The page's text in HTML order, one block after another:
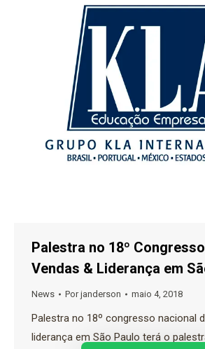
Palestra no 18º
Vendas & Liderança em
News Porjanderson maio 4, 2018
Palestra no 18º congresso nacional
liderança em São Paulo terá o